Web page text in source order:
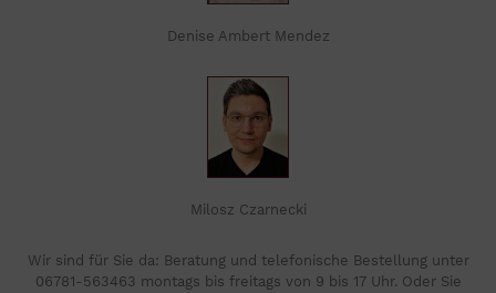
Denise Ambert Mendez
Milosz Czarnecki
Wir sind für Sie da: Beratung und telefonische Bestellung unter
06781-563463 montags bis freitags von 9 bis 17 Uhr. Oder Sie